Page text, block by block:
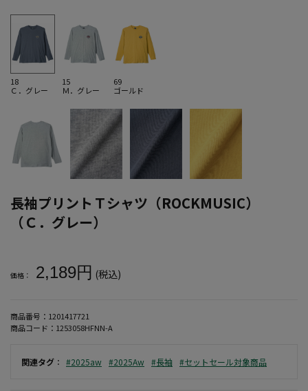
18
Ｃ．グレー
15
Ｍ．グレー
69
ゴールド
長袖プリントＴシャツ（ROCKMUSIC）
（Ｃ．グレー）
価格： 2,189円 (税込)
商品番号： 1201417721
商品コード： 1253058HFNN-A
関連タグ ： #2025aw #2025Aw #長袖 #セットセール対象商品